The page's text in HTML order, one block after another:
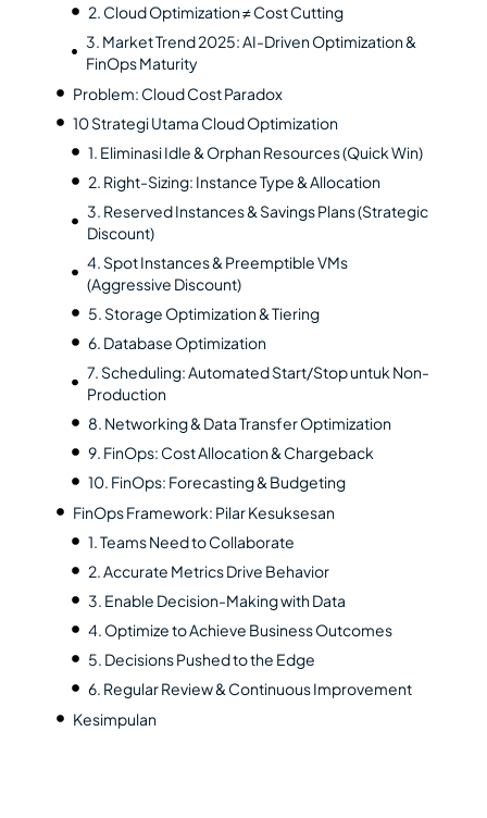
2. Cloud Optimization ≠ Cost Cutting
3. Market Trend 2025: AI-Driven Optimization &
FinOps Maturity
Problem: Cloud Cost Paradox
10 Strategi Utama Cloud Optimization
1. Eliminasi Idle & Orphan Resources (Quick Win)
2. Right-Sizing: Instance Type & Allocation
3. Reserved Instances & Savings Plans (Strategic
Discount)
4. Spot Instances & Preemptible VMs
(Aggressive Discount)
5. Storage Optimization & Tiering
6. Database Optimization
7. Scheduling: Automated Start/Stop untuk Non-
Production
8. Networking & Data Transfer Optimization
9. FinOps: Cost Allocation & Chargeback
10. FinOps: Forecasting & Budgeting
FinOps Framework: Pilar Kesuksesan
1. Teams Need to Collaborate
2. Accurate Metrics Drive Behavior
3. Enable Decision-Making with Data
4. Optimize to Achieve Business Outcomes
5. Decisions Pushed to the Edge
6. Regular Review & Continuous Improvement
Kesimpulan